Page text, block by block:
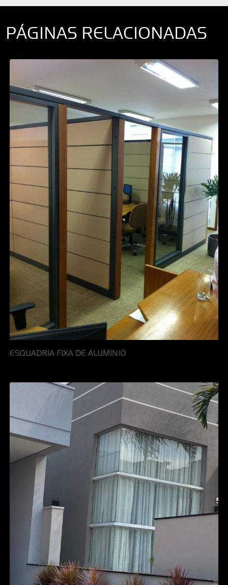
PÁGINAS RELACIONADAS
ESQUADRIA FIXA DE ALUMINIO